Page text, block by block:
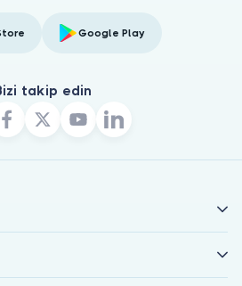
Google Play
takip edin